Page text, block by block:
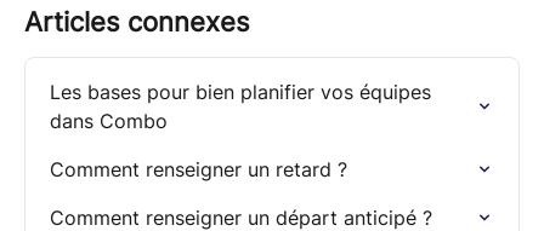
Articles connexes
Les bases pour bien planifier vos équipes
dans Combo
Comment renseigner un retard ?
Comment renseigner un départ anticipé ?